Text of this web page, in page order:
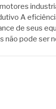
A
de seus
não pode ser